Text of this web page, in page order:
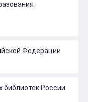
Федерации
России